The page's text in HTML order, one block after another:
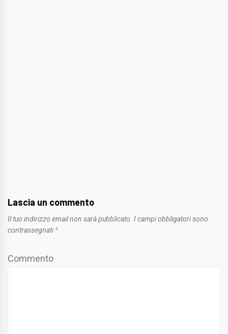
Lascia un commento
Il tuo indirizzo email non sarà pubblicato. I campi obbligatori sono
contrassegnati *
Commento